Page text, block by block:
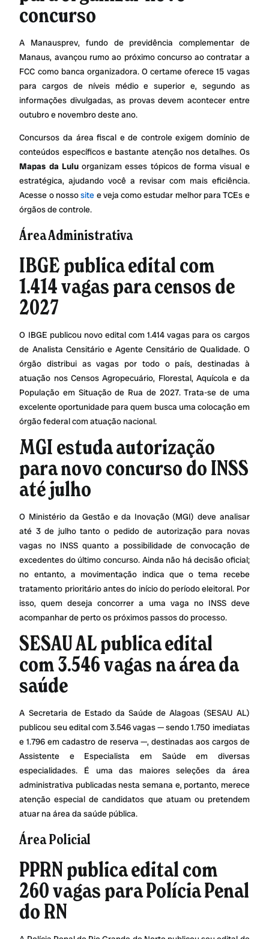
concurso
A Manausprev, fundo de previdência complementar de
Manaus, avançou rumo ao próximo concurso ao contratar a
FCC como banca organizadora. O certame oferece 15 vagas
para cargos de níveis médio e superior e, segundo as
informações divulgadas, as provas devem acontecer entre
outubro e novembro deste ano.
Concursos da área fiscal e de controle exigem domínio de
conteúdos específicos e bastante atenção nos detalhes. Os
Mapas da Luluorganizam esses tópicos de forma visual e
estratégica, ajudando você a revisar com mais eficiência.
Acesse o nossosite e veja como estudar melhor para TCEs e
órgãos de controle.
Área Administrativa
IBGE publica edital com
1.414 vagas para censos de
2027
O IBGE publicou novo edital com 1.414 vagas para os cargos
de Analista Censitário e Agente Censitário de Qualidade. O
órgão distribui as vagas por todo o país, destinadas à
atuação nos Censos Agropecuário, Florestal, Aquícola e da
População em Situação de Rua de 2027. Trata-se de uma
excelente oportunidade para quem busca uma colocação em
órgão federal com atuação nacional.
MGI estuda autorização
para novo concurso do INSS
até julho
O Ministério da Gestão e da Inovação (MGI) deve analisar
até 3 de julho tanto o pedido de autorização para novas
vagas no INSS quanto a possibilidade de convocação de
excedentes do último concurso. Ainda não há decisão oficial;
no entanto, a movimentação indica que o tema recebe
tratamento prioritário antes do início do período eleitoral. Por
isso, quem deseja concorrer a uma vaga no INSS deve
acompanhar de perto os próximos passos do processo.
SESAU AL publica edital
com 3.546 vagas na área da
saúde
A Secretaria de Estado da Saúde de Alagoas (SESAU AL)
publicou seu edital com 3.546 vagas — sendo 1.750 imediatas
e 1.796 em cadastro de reserva —, destinadas aos cargos de
Assistente e Especialista em Saúde em diversas
especialidades. É uma das maiores seleções da área
administrativa publicadas nesta semana e, portanto, merece
atenção especial de candidatos que atuam ou pretendem
atuar na área da saúde pública.
Área Policial
PPRN publica edital com
260 vagas para Polícia Penal
do RN